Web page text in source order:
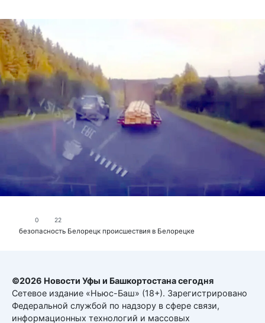
0 22
безопасность Белорецк происшествия в Белорецке
©2026 Новости Уфы и Башкортостана сегодня
Сетевое издание «Ньюс-Баш» (18+). Зарегистрировано
Федеральной службой по надзору в сфере связи,
информационных технологий и массовых